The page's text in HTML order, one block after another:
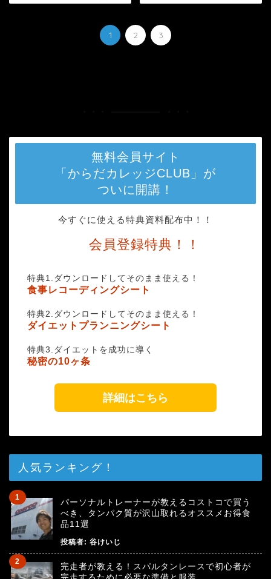
1 2 3
無料会員サイト
「からだカレッジCLUB」が
ついに開講！
今すぐに使える特典資料配布中！！
会員登録特典！！
特典1.ダウンロードしてそのまま使える！
食事レコーディングシート
特典2.ダウンロードしてそのまま使える！
ダイエットプランニングシート
特典3.ダイエットを成功に導く
秘密の10ヶ条
詳細はこちら
人気ランキング！
パーソナルトレーナーが教えるコストコで買う
べき、タンパク質が沢山取れるオススメお得食
品11選
投稿者: 谷けいじ
完走者が教える！スパルタンレースで初心者が